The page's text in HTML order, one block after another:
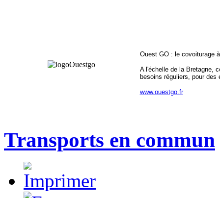
Ouest GO : le covoiturage
A l'échelle de la Bretagne,
besoins réguliers, pour
www.ouestgo.fr
Transports en commun